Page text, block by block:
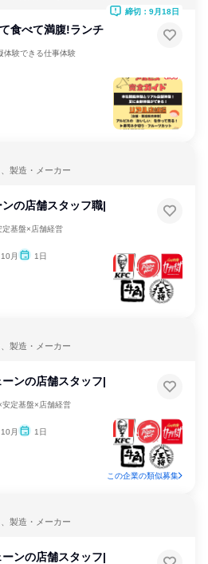
食べて満腹!ランチ
体験できる仕事体験
締切：9月18日
製造・メーカー
の店舗スタッフ職|
基盤×店舗経営
月 1日
製造・メーカー
ンの店舗スタッフ|
定基盤×店舗経営
月 1日
この企業の類似募集
製造・メーカー
ンの店舗スタッフ|